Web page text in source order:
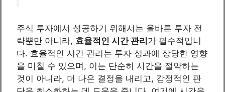
주식 투자에서 성공하기 위해서는 올바른 투자 전
략뿐만 아니라, 효율적인 시간 관리가 필수적입니
다. 효율적인 시간 관리는 투자 성과에 상당한 영향
을 미칠 수 있으며, 이는 단순히 시간을 절약하는
것이 아니라, 더 나은 결정을 내리고, 감정적인 판